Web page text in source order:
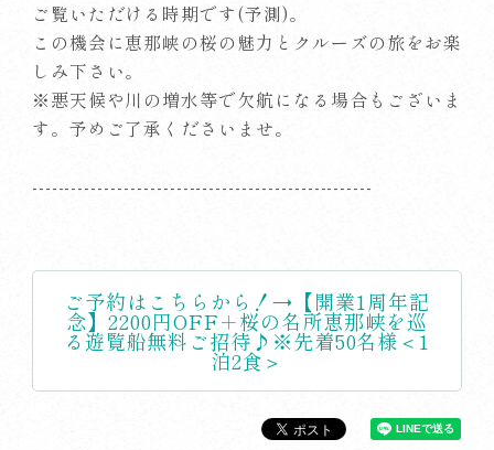
ご覧いただける時期です(予測)。
この機会に恵那峡の桜の魅力とクルーズの旅をお楽
しみ下さい。
※悪天候や川の増水等で欠航になる場合もございま
す。予めご了承くださいませ。
----------------------------------------------------
ご予約はこちらから！→【開業1周年記
念】2200円OFF＋桜の名所恵那峡を巡
る遊覧船無料ご招待♪※先着50名様＜1
泊2食＞